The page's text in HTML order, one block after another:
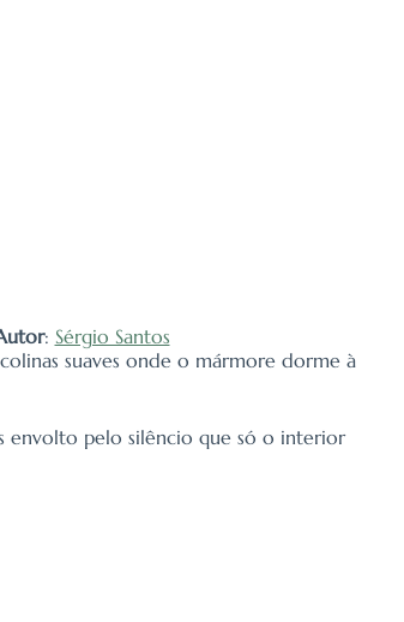
: Sérgio Santos
suaves onde o mármore dorme à
envolto pelo silêncio que só o interior